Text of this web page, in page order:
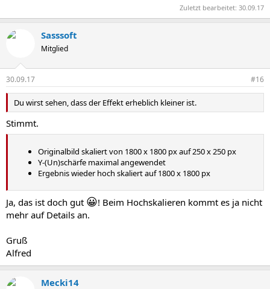
Zuletzt bearbeitet: 30.09.17
Sasssoft
Mitglied
30.09.17 #16
Du wirst sehen, dass der Effekt erheblich kleiner ist.
Stimmt.
Originalbild skaliert von 1800 x 1800 px auf 250 x 250 px
Y-(Un)schärfe maximal angewendet
Ergebnis wieder hoch skaliert auf 1800 x 1800 px
Ja, das ist doch gut 😀! Beim Hochskalieren kommt es ja nicht
mehr auf Details an.
Gruß
Alfred
Mecki14